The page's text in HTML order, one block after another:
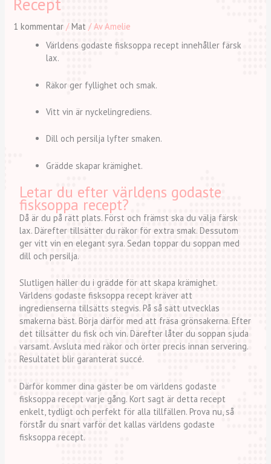
1 kommentar /Mat / AvAmelie
Världens godaste fisksoppa recept innehåller färsk
lax.
Räkor ger fyllighet och smak.
Vitt vin är nyckelingrediens.
Dill och persilja lyfter smaken.
Grädde skapar krämighet.
Letar du efter världens godaste
fisksoppa recept?
Då är du på rätt plats. Först och främst ska du välja färsk
lax. Därefter tillsätter du räkor för extra smak. Dessutom
ger vitt vin en elegant syra. Sedan toppar du soppan med
dill och persilja.
Slutligen häller du i grädde för att skapa krämighet.
Världens godaste fisksoppa recept kräver att
ingredienserna tillsätts stegvis. På så sätt utvecklas
smakerna bäst. Börja därför med att fräsa grönsakerna. Efter
det tillsätter du fisk och vin. Därefter låter du soppan sjuda
varsamt. Avsluta med räkor och örter precis innan servering.
Resultatet blir garanterat succé.
Därför kommer dina gäster be om världens godaste
fisksoppa recept varje gång. Kort sagt är detta recept
enkelt, tydligt och perfekt för alla tillfällen. Prova nu, så
förstår du snart varför det kallas världens godaste
fisksoppa recept.